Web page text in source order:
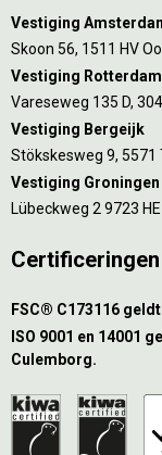
Vestiging
Skoon 56, 1511 HV
Vestiging Rotterdam
Vareseweg 135 D,
Vestiging Bergeijk
Stökskesweg 9, 5571
Vestiging Groningen
Lübeckweg 2 9723
Certificeringen
FSC® C173116
ISO 9001 en 14001
Culemborg.